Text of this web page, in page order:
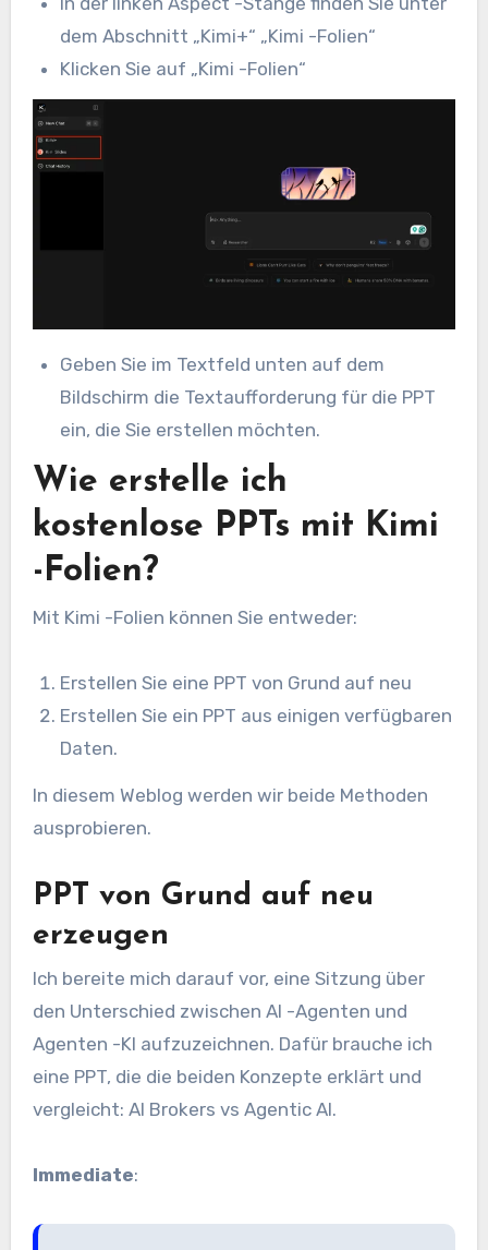
dem Abschnitt „Kimi+“ „Kimi -Folien“
Klicken Sie auf „Kimi -Folien“
Geben Sie im Textfeld unten auf dem
Bildschirm die Textaufforderung für die PPT
ein, die Sie erstellen möchten.
Wie erstelle ich
kostenlose PPTs mit Kimi
-Folien?
Mit Kimi -Folien können Sie entweder:
Erstellen Sie eine PPT von Grund auf neu
Erstellen Sie ein PPT aus einigen verfügbaren
Daten.
In diesem Weblog werden wir beide Methoden
ausprobieren.
PPT von Grund auf neu
erzeugen
Ich bereite mich darauf vor, eine Sitzung über
den Unterschied zwischen AI -Agenten und
Agenten -KI aufzuzeichnen. Dafür brauche ich
eine PPT, die die beiden Konzepte erklärt und
vergleicht: AI Brokers vs Agentic AI.
Immediate: